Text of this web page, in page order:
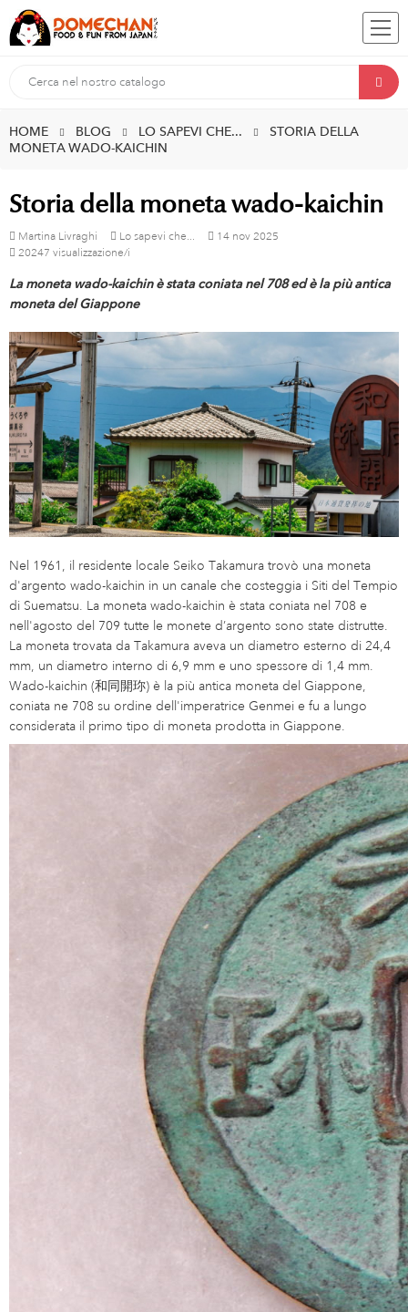
HOME BLOG LO SAPEVI CHE...
STORIA DELLA
MONETA WADO-KAICHIN
Storia della moneta wado-kaichin
Martina Livraghi Lo sapevi che... 14 nov 2025
20247 visualizzazione/i
La moneta wado-kaichin è stata coniata nel 708 ed è la più antica
moneta del Giappone
Nel 1961, il residente locale Seiko Takamura trovò una moneta
d'argento wado-kaichin in un canale che costeggia i Siti del Tempio
di Suematsu. La moneta wado-kaichin è stata coniata nel 708 e
nell'agosto del 709 tutte le monete d’argento sono state distrutte.
La moneta trovata da Takamura aveva un diametro esterno di 24,4
mm, un diametro interno di 6,9 mm e uno spessore di 1,4 mm.
Wado-kaichin (和同開珎) è la più antica moneta del Giappone,
coniata ne 708 su ordine dell'imperatrice Genmei e fu a lungo
considerata il primo tipo di moneta prodotta in Giappone.